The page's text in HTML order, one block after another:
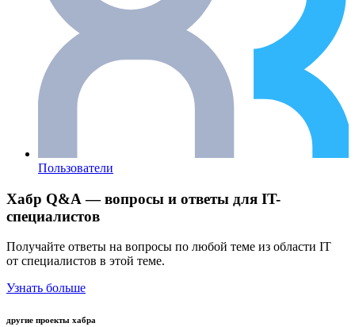
Пользователи
Хабр Q&A — вопросы и ответы для IT-
специалистов
Получайте ответы на вопросы по любой теме из области IT
от специалистов в этой теме.
Узнать больше
другие проекты хабра